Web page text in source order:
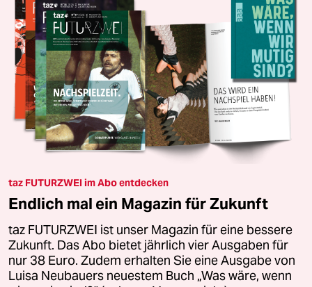
taz FUTURZWEI im Abo entdecken
Endlich mal ein Magazin für Zukunft
taz FUTURZWEI ist unser Magazin für eine bessere
Zukunft. Das Abo bietet jährlich vier Ausgaben für
nur 38 Euro. Zudem erhalten Sie eine Ausgabe von
Luisa Neubauers neuestem Buch „Was wäre, wenn